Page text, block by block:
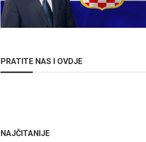
PRATITE NAS I OVDJE
NAJČITANIJE